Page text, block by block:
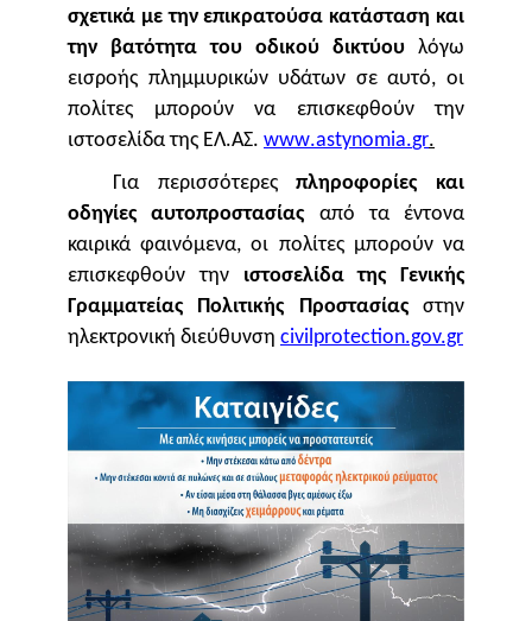
σχετικά με την επικρατούσα κατάσταση και
την βατότητα του οδικού δικτύου λόγω
εισροής πλημμυρικών υδάτων σε αυτό, οι
πολίτες μπορούν να επισκεφθούν την
ιστοσελίδα της ΕΛ.ΑΣ. www.astynomia.gr.
Για περισσότερεςπληροφορίες και
οδηγίες αυτοπροστασίαςαπό τα έντονα
καιρικά φαινόμενα, οι πολίτες μπορούν να
επισκεφθούν την ιστοσελίδα
της Γενικής
Γραμματείας Πολιτικής Προστασίαςστην
ηλεκτρονική διεύθυνση civilprotection.gov.gr